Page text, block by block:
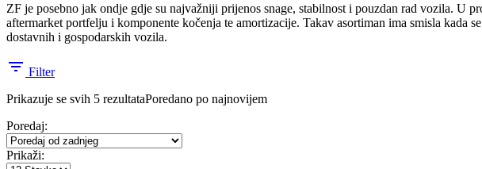
ZF je posebno jak ondje gdje su najvažniji prijenos snage, stabilnost i pouzdan rad vozila.
aftermarket portfelju i komponente kočenja te amortizacije. Takav asortiman ima smisla
dostavnih i gospodarskih vozila.
Filter
Prikazuje se svih 5 rezultataPoredano po najnovijem
Poredaj:
Prikaži: